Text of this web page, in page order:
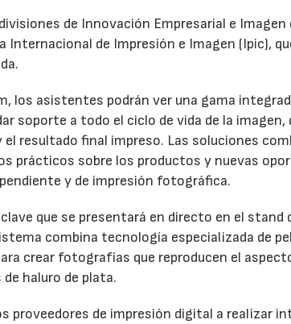
de Innovación Empresarial e Imagen
Internacional de Impresión e Imagen (Ipic),
los asistentes podrán ver una gama
soporte a todo el ciclo de vida de la
resultado final impreso. Las soluciones
prácticos sobre los productos y nuevas
y de impresión fotográfica.
que se presentará en directo en el stand
combina tecnología especializada de
crear fotografías que reproducen el
haluro de plata.
proveedores de impresión digital a realizar